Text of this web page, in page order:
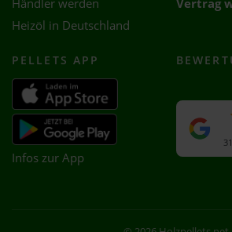
Händler werden
Heizöl in Deutschland
Vertrag
PELLETS APP
Infos zur App